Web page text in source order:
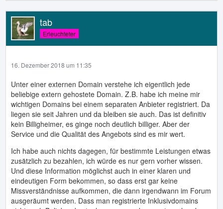
tab
Erleuchteter
16. Dezember 2018 um 11:35
Unter einer externen Domain verstehe ich eigentlich jede
beliebige extern gehostete Domain. Z.B. habe ich meine mir
wichtigen Domains bei einem separaten Anbieter registriert. Da
liegen sie seit Jahren und da bleiben sie auch. Das ist definitiv
kein Billigheimer, es ginge noch deutlich billiger. Aber der
Service und die Qualität des Angebots sind es mir wert.
Ich habe auch nichts dagegen, für bestimmte Leistungen etwas
zusätzlich zu bezahlen, ich würde es nur gern vorher wissen.
Und diese Information möglichst auch in einer klaren und
eindeutigen Form bekommen, so dass erst gar keine
Missverständnisse aufkommen, die dann irgendwann im Forum
ausgeräumt werden. Dass man registrierte Inklusivdomains